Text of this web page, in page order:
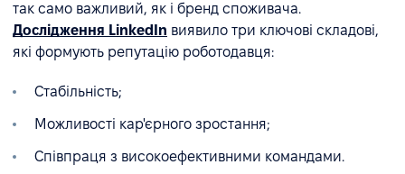
так само важливий, як і бренд споживача.
Дослідження LinkedIn виявило три ключові складові,
які формують репутацію роботодавця:
Стабільність;
Можливості кар'єрного зростання;
Співпраця з високоефективними командами.